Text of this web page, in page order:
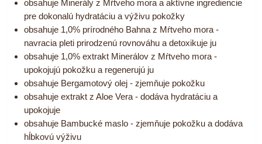
obsahuje Minerály z Mŕtveho mora a aktívne ingrediencie
pre dokonalú hydratáciu a výživu pokožky
obsahuje 1,0% prírodného Bahna z Mŕtveho mora -
navracia pleti prirodzenú rovnováhu a detoxikuje ju
obsahuje 1,0% extrakt Minerálov z Mŕtveho mora -
upokojujú pokožku a regenerujú ju
obsahuje Bergamotový olej - zjemňuje pokožku
obsahuje extrakt z Aloe Vera - dodáva hydratáciu a
upokojuje
obsahuje Bambucké maslo - zjemňuje pokožku a dodáva
hĺbkovú výživu